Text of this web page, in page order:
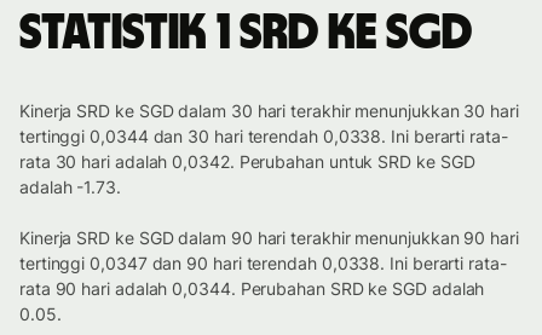
Statistik 1 SRD ke SGD
Kinerja SRD ke SGD dalam 30 hari terakhir menunjukkan 30 hari
tertinggi 0,0344 dan 30 hari terendah 0,0338. Ini berarti rata-
rata 30 hari adalah 0,0342. Perubahan untuk SRD ke SGD
adalah -1.73.
Kinerja SRD ke SGD dalam 90 hari terakhir menunjukkan 90 hari
tertinggi 0,0347 dan 90 hari terendah 0,0338. Ini berarti rata-
rata 90 hari adalah 0,0344. Perubahan SRD ke SGD adalah
0.05.